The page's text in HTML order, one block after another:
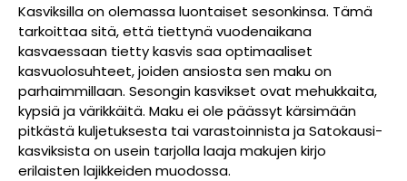
Kasviksilla on olemassa luontaiset sesonkinsa. Tämä
tarkoittaa sitä, että tiettynä vuodenaikana
kasvaessaan tietty kasvis saa optimaaliset
kasvuolosuhteet, joiden ansiosta sen maku on
parhaimmillaan. Sesongin kasvikset ovat mehukkaita,
kypsiä ja värikkäitä. Maku ei ole päässyt kärsimään
pitkästä kuljetuksesta tai varastoinnista ja Satokausi-
kasviksista on usein tarjolla laaja makujen kirjo
erilaisten lajikkeiden muodossa.